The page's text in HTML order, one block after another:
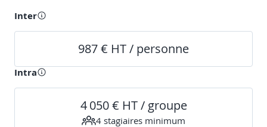
Inter
987 € HT / personne
Intra
4 050 € HT / groupe
4 stagiaires minimum